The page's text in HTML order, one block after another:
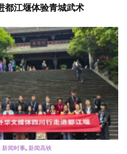
都江堰体验青城武术
新闻时事, 新闻高铁